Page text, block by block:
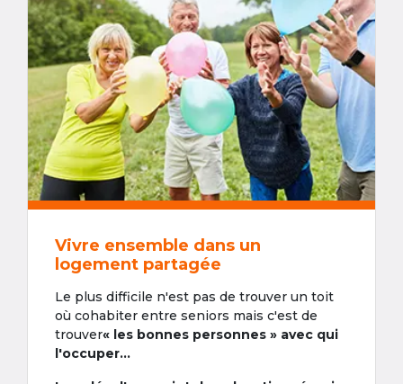
Vivre ensemble dans un
logement partagée
Le plus difficile n'est pas de trouver un toit
où cohabiter entre seniors mais c'est de
trouver« les bonnes personnes » avec qui
l'occuper...